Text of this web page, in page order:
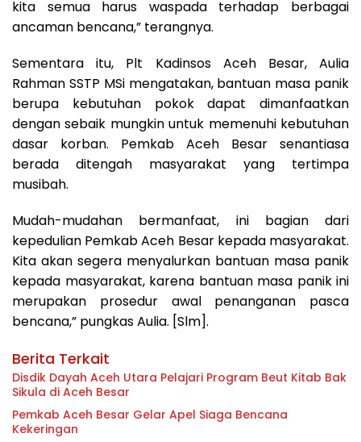
kita semua harus waspada terhadap berbagai
ancaman bencana,” terangnya.
Sementara itu, Plt Kadinsos Aceh Besar, Aulia
Rahman SSTP MSi mengatakan, bantuan masa panik
berupa kebutuhan pokok dapat dimanfaatkan
dengan sebaik mungkin untuk memenuhi kebutuhan
dasar korban. Pemkab Aceh Besar senantiasa
berada ditengah masyarakat yang tertimpa
musibah.
Mudah-mudahan bermanfaat, ini bagian dari
kepedulian Pemkab Aceh Besar kepada masyarakat.
Kita akan segera menyalurkan bantuan masa panik
kepada masyarakat, karena bantuan masa panik ini
merupakan prosedur awal penanganan pasca
bencana,” pungkas Aulia. [Slm].
Berita Terkait
Disdik Dayah Aceh Utara Pelajari Program Beut Kitab Bak
Sikula di Aceh Besar
Pemkab Aceh Besar Gelar Apel Siaga Bencana
Kekeringan